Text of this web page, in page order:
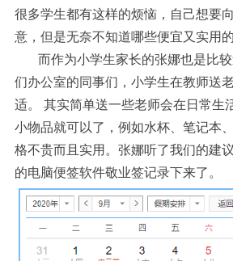
很多学生都有这样的烦恼，自己想要
意，但是无奈不知道哪些便宜又实用的
而作为小学生家长的张娜也是比
们办公室的同事们，小学生在教师送
适。
其实简单送一些老师会在日常生
小物品就可以了，例如水杯、笔记本
格不贵而且实用。张娜听了我们的建
的电脑便签软件敬业签记录下来了。